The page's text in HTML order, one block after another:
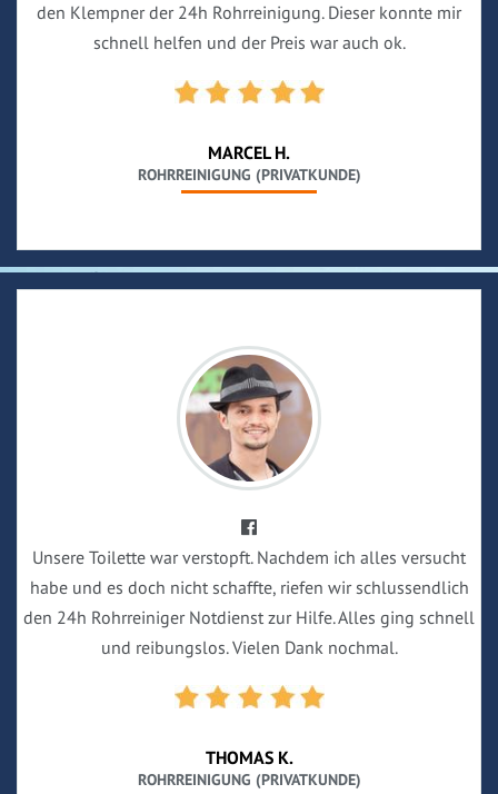
den Klempner der 24h Rohrreinigung. Dieser konnte mir
schnell helfen und der Preis war auch ok.
MARCEL H.
ROHRREINIGUNG (PRIVATKUNDE)
Unsere Toilette war verstopft. Nachdem ich alles versucht
habe und es doch nicht schaffte, riefen wir schlussendlich
den 24h Rohrreiniger Notdienst zur Hilfe. Alles ging schnell
und reibungslos. Vielen Dank nochmal.
THOMAS K.
ROHRREINIGUNG (PRIVATKUNDE)